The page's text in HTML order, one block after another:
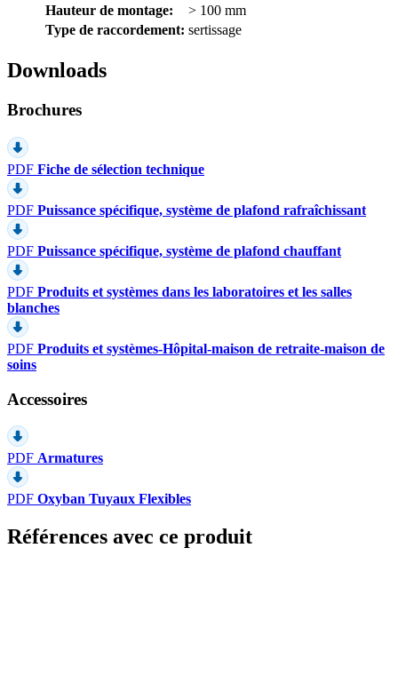
Hauteur de montage:
> 100 mm
Type de raccordement: sertissage
Downloads
Brochures
PDF Fiche de sélection technique
PDF Puissance spécifique, système de plafond rafraîchissant
PDF Puissance spécifique, système de plafond chauffant
PDF Produits et systèmes dans les laboratoires et les salles
blanches
PDF Produits et systèmes-Hôpital-maison de retraite-maison de
soins
Accessoires
PDF Armatures
PDF Oxyban Tuyaux Flexibles
Références avec ce produit